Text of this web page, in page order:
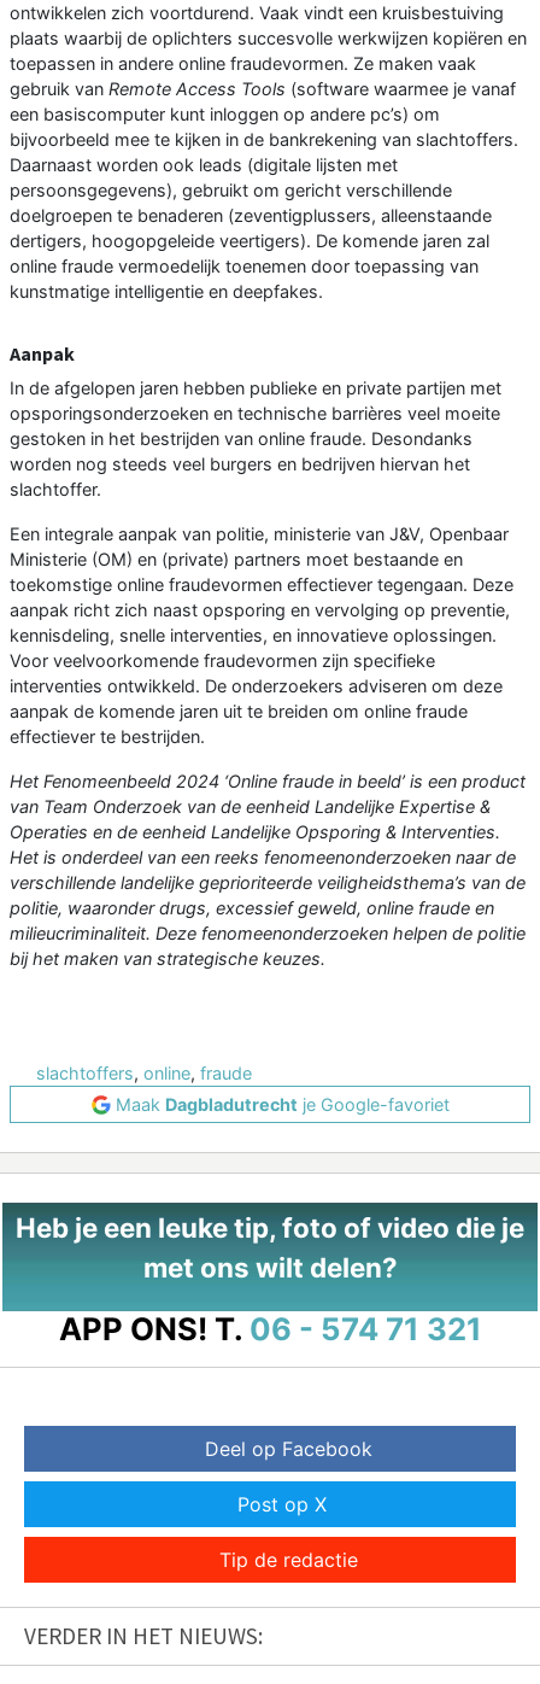
ontwikkelen zich voortdurend. Vaak vindt een kruisbestuiving
plaats waarbij de oplichters succesvolle werkwijzen kopiëren en
toepassen in andere online fraudevormen. Ze maken vaak
gebruik van Remote Access Tools (software waarmee je vanaf
een basiscomputer kunt inloggen op andere pc’s) om
bijvoorbeeld mee te kijken in de bankrekening van slachtoffers.
Daarnaast worden ook leads (digitale lijsten met
persoonsgegevens), gebruikt om gericht verschillende
doelgroepen te benaderen (zeventigplussers, alleenstaande
dertigers, hoogopgeleide veertigers). De komende jaren zal
online fraude vermoedelijk toenemen door toepassing van
kunstmatige intelligentie en deepfakes.
Aanpak
In de afgelopen jaren hebben publieke en private partijen met
opsporingsonderzoeken en technische barrières veel moeite
gestoken in het bestrijden van online fraude. Desondanks
worden nog steeds veel burgers en bedrijven hiervan het
slachtoffer.
Een integrale aanpak van politie, ministerie van J&V, Openbaar
Ministerie (OM) en (private) partners moet bestaande en
toekomstige online fraudevormen effectiever tegengaan. Deze
aanpak richt zich naast opsporing en vervolging op preventie,
kennisdeling, snelle interventies, en innovatieve oplossingen.
Voor veelvoorkomende fraudevormen zijn specifieke
interventies ontwikkeld. De onderzoekers adviseren om deze
aanpak de komende jaren uit te breiden om online fraude
effectiever te bestrijden.
Het Fenomeenbeeld 2024 ‘Online fraude in beeld’ is een product
van Team Onderzoek van de eenheid Landelijke Expertise &
Operaties en de eenheid Landelijke Opsporing & Interventies.
Het is onderdeel van een reeks fenomeenonderzoeken naar de
verschillende landelijke geprioriteerde veiligheidsthema’s van de
politie, waaronder drugs, excessief geweld, online fraude en
milieucriminaliteit. Deze fenomeenonderzoeken helpen de politie
bij het maken van strategische keuzes.
slachtoffers, online, fraude
Maak Dagbladutrecht je Google-favoriet
Heb je een leuke tip, foto of video die je
met ons wilt delen?
APP ONS! T. 06 - 574 71 321
Deel op Facebook
Post op X
Tip de redactie
VERDER IN HET NIEUWS: